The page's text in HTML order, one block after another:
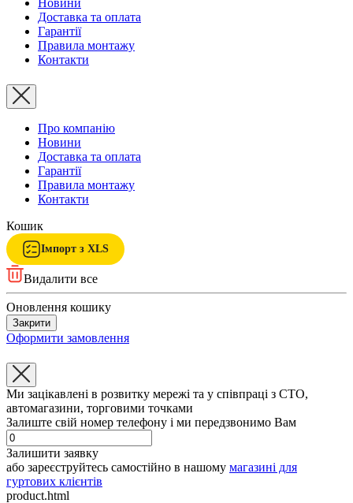
Новини
Доставка та оплата
Гарантії
Правила монтажу
Контакти
Про компанію
Новини
Доставка та оплата
Гарантії
Правила монтажу
Контакти
Кошик
Імпорт з XLS
Видалити все
Оновлення кошику
Закрити
Оформити замовлення
Ми зацікавлені в розвитку мережі та у співпраці з СТО,
автомагазини, торговими точками
Залиште свій номер телефону і ми передзвонимо Вам
Залишити заявку
або зареєструйтесь самостійно в нашому магазині для
гуртових клієнтів
product.html